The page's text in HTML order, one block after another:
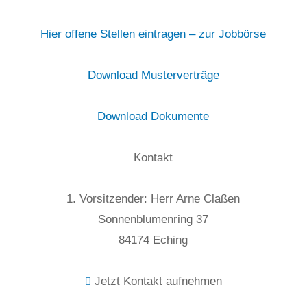
Hier offene Stellen eintragen – zur Jobbörse
Download Musterverträge
Download Dokumente
Kontakt
1. Vorsitzender: Herr Arne Claßen
Sonnenblumenring 37
84174 Eching
 Jetzt Kontakt aufnehmen